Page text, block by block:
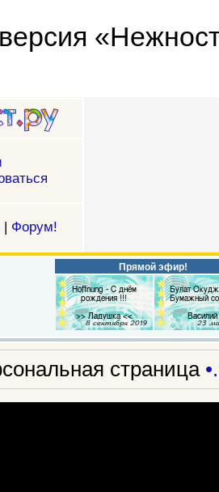
| Форум!
Прямой эфир!
страница